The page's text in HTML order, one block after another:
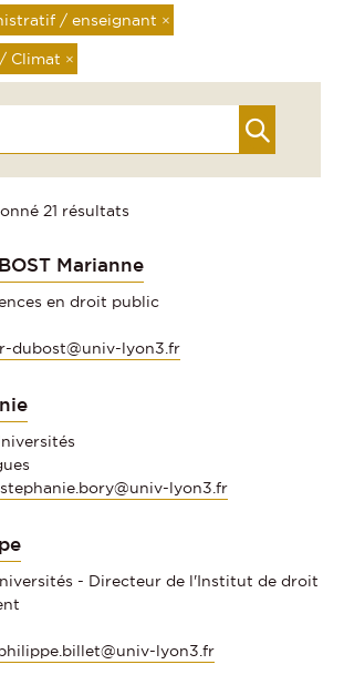
/ enseignant ×
Climat ×
21 résultats
Marianne
en droit public
dubost@univ-lyon3.fr
stephanie.bory@univ-lyon3.fr
- Directeur de l'Institut de droit
lyon3.fr